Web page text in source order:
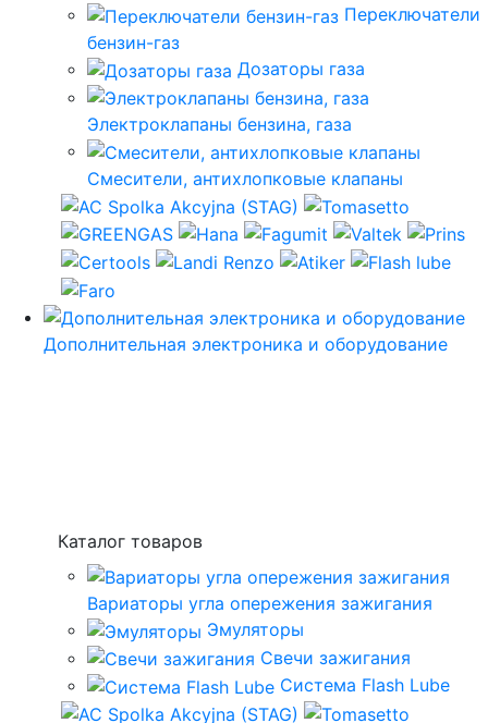
Переключатели
бензин-газ
Дозаторы газа
Электроклапаны бензина, газа
Смесители, антихлопковые клапаны
Дополнительная электроника и оборудование
Каталог товаров
Вариаторы угла опережения зажигания
Эмуляторы
Свечи зажигания
Система Flash Lube